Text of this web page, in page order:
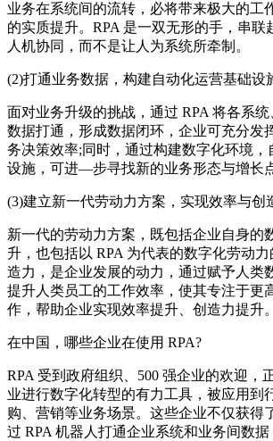
业务在系统间的流转，必将带来极大的工
的实质提升。RPA 是一双无形的手，串联
人机协同，而不是让人为系统所牵制。
(2)打通业务数据，构建自动化运营基础设
面对业务升级的挑战，通过 RPA 将各系
数据打通，形成数据闭环，企业可充分发
务决策效率;同时，通过构建数字化环境，
设施，可进—步寻找新的业务形态与增长
(3)建立新一代劳动力方案，实现效率与创
新一代的劳动力方案，既包括企业自身的
升，也包括以 RPA 为代表的数字化劳动
造力，是企业发展的动力，通过赋予人类
提升人类员工的工作效率，使其专注于更
作，帮助企业实现效率提升、创造力提升。
在中国，哪些企业在使用 RPA?
RPA 受到政府组织、500 强企业的欢迎，
业进行数字化转型的有力工具，被应用到
购、营销等业务场景。这些企业不仅获得
过 RPA 机器人打通企业系统和业务间数